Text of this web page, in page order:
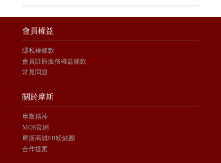
會員權益
隱私權條款
會員註冊服務權益條款
常見問題
關於摩斯
摩斯精神
MOS官網
摩斯商城FB粉絲團
合作提案